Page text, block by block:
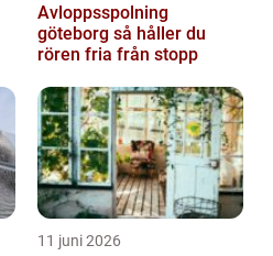
Avloppsspolning
göteborg så håller du
rören fria från stopp
11 juni 2026